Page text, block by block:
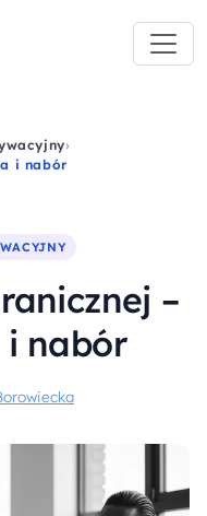
›
i nabór
–
nabór